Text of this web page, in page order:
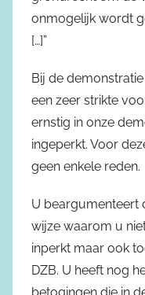
onmogelijk wordt
[…]”
Bij de
een zeer strikte
ernstig in onze
ingeperkt. Voor
geen enkele reden.
U beargumenteert
wijze waarom u
inperkt maar ook
DZB. U heeft nog